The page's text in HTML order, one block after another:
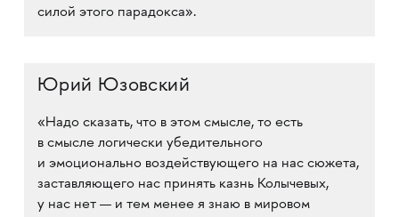
силой этого парадокса».
Юрий Юзовский
«Надо сказать, что в этом смысле, то есть
в смысле логически убедительного
и эмоционально воздействующего на нас сюжета,
заставляющего нас принять казнь Колычевых,
у нас нет — и тем менее я знаю в мировом